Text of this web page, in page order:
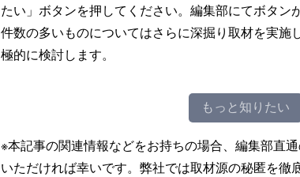
たい」ボタンを押してください。編集部にてボタン
件数の多いものについてはさらに深掘り取材を実施
極的に検討します。
もっと知りたい
※本記事の関連情報などをお持ちの場合、編集部直
いただければ幸いです。弊社では取材源の秘匿を徹